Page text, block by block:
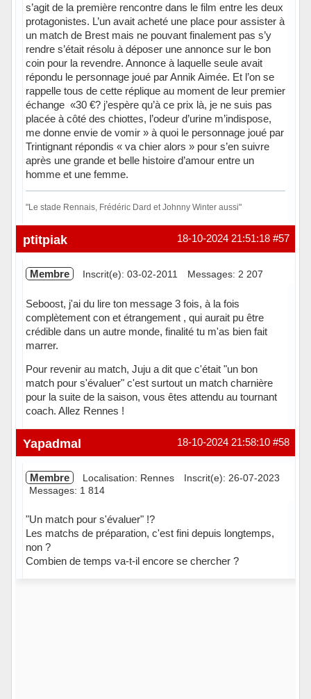
s’agit de la première rencontre dans le film entre les deux
protagonistes. L’un avait acheté une place pour assister à
un match de Brest mais ne pouvant finalement pas s’y
rendre s’était résolu à déposer une annonce sur le bon
coin pour la revendre. Annonce à laquelle seule avait
répondu le personnage joué par Annik Aimée. Et l’on se
rappelle tous de cette réplique au moment de leur premier
échange «30 €? j’espère qu’à ce prix là, je ne suis pas
placée à côté des chiottes, l’odeur d’urine m’indispose,
me donne envie de vomir » à quoi le personnage joué par
Trintignant répondis « va chier alors » pour s’en suivre
après une grande et belle histoire d’amour entre un
homme et une femme.
"Le stade Rennais, Frédéric Dard et Johnny Winter aussi"
Hors ligne #57
18-10-2024 21:51:18
ptitpiak
Membre Inscrit(e): 03-02-2011 Messages: 2 207
Seboost, j'ai du lire ton message 3 fois, à la fois
complètement con et étrangement , qui aurait pu être
crédible dans un autre monde, finalité tu m'as bien fait
marrer.
Pour revenir au match, Juju a dit que c'était "un bon
match pour s'évaluer" c'est surtout un match charnière
pour la suite de la saison, vous êtes attendu au tournant
coach. Allez Rennes !
Hors ligne #58
18-10-2024 21:58:10
Yapadmal
Membre Localisation: Rennes
Inscrit(e): 26-07-2023
Messages: 1 814
"Un match pour s'évaluer" !?
Les matchs de préparation, c'est fini depuis longtemps,
non ?
Combien de temps va-t-il encore se chercher ?